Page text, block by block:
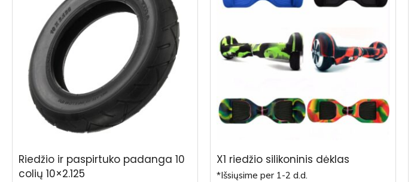
Riedžio ir paspirtuko padanga 10
colių 10×2.125
X1 riedžio silikoninis dėklas
*Išsiųsime per 1-2 d.d.